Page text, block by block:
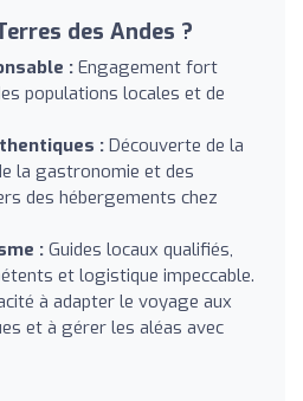
des Andes ?
: Engagement fort
populations locales et de
:Découverte de la
la gastronomie et des
des hébergements chez
: Guides locaux qualifiés,
et logistique impeccable.
à adapter le voyage aux
et à gérer les aléas avec